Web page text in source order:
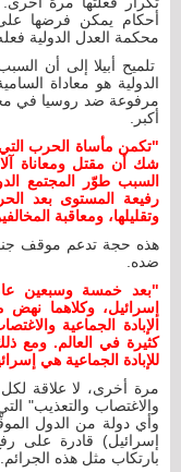
أحكام يمكن فرضها
محكمة العدل الدولية
تلميح أبيلا إلى أن
الدولية هو معاداة
مرفوعة ضد روسيا في
أكبر.
"تكمن مأساة الحرب التي
شك أن مقتل ومعاناة
السبب طوّر المجتمع
رفيعة المستوى بعد
وتقليلها، ومعاقبة
هذه حجة تدعم موقف
ضده.
"بعد خمسة وسبعين عامًا
إسرائيل، وكلاهما
الإبادة الجماعية
كثيرة في العالم. ومع
للإبادة الجماعية هي
مرة أخرى، لا علاقة لكل
والاغتصاب والتعذيب"
وأي دولة من الدول
إسرائيل) قادرة على
بارتكاب مثل هذه الجرائم.